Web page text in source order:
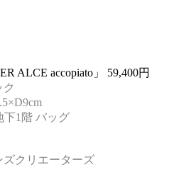
ALCE accopiato」 59,400円
下1階 バッグ
ズクリエーターズ